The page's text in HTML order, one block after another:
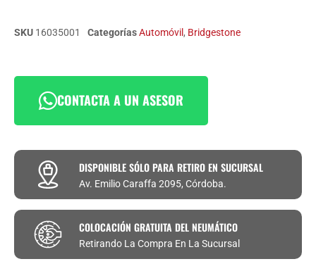
SKU 16035001 CategoríasAutomóvil , Bridgestone
CONTACTA A UN ASESOR
DISPONIBLE SÓLO PARA RETIRO EN SUCURSAL
Av. Emilio Caraffa 2095, Córdoba.
COLOCACIÓN GRATUITA DEL NEUMÁTICO
Retirando La Compra En La Sucursal